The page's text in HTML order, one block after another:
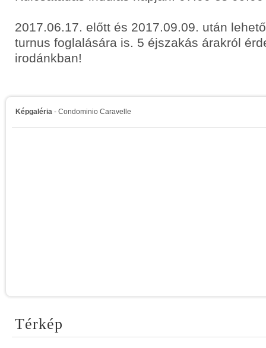
2017.06.17. előtt és 2017.09.09. után
turnus foglalására is. 5 éjszakás árakról
irodánkban!
Képgaléria - Condominio Caravelle
Térkép